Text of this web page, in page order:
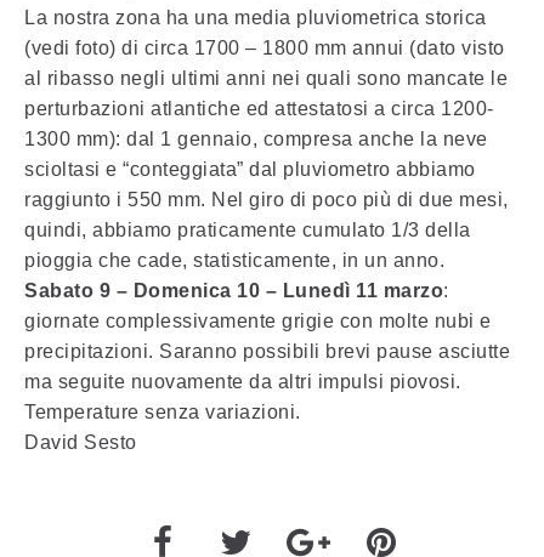
La nostra zona ha una media pluviometrica storica
(vedi foto) di circa 1700 – 1800 mm annui (dato visto
al ribasso negli ultimi anni nei quali sono mancate le
perturbazioni atlantiche ed attestatosi a circa 1200-
1300 mm): dal 1 gennaio, compresa anche la neve
scioltasi e “conteggiata” dal pluviometro abbiamo
raggiunto i 550 mm. Nel giro di poco più di due mesi,
quindi, abbiamo praticamente cumulato 1/3 della
pioggia che cade, statisticamente, in un anno.
Sabato 9 – Domenica 10 – Lunedì 11 marzo:
giornate complessivamente grigie con molte nubi e
precipitazioni. Saranno possibili brevi pause asciutte
ma seguite nuovamente da altri impulsi piovosi.
Temperature senza variazioni.
David Sesto